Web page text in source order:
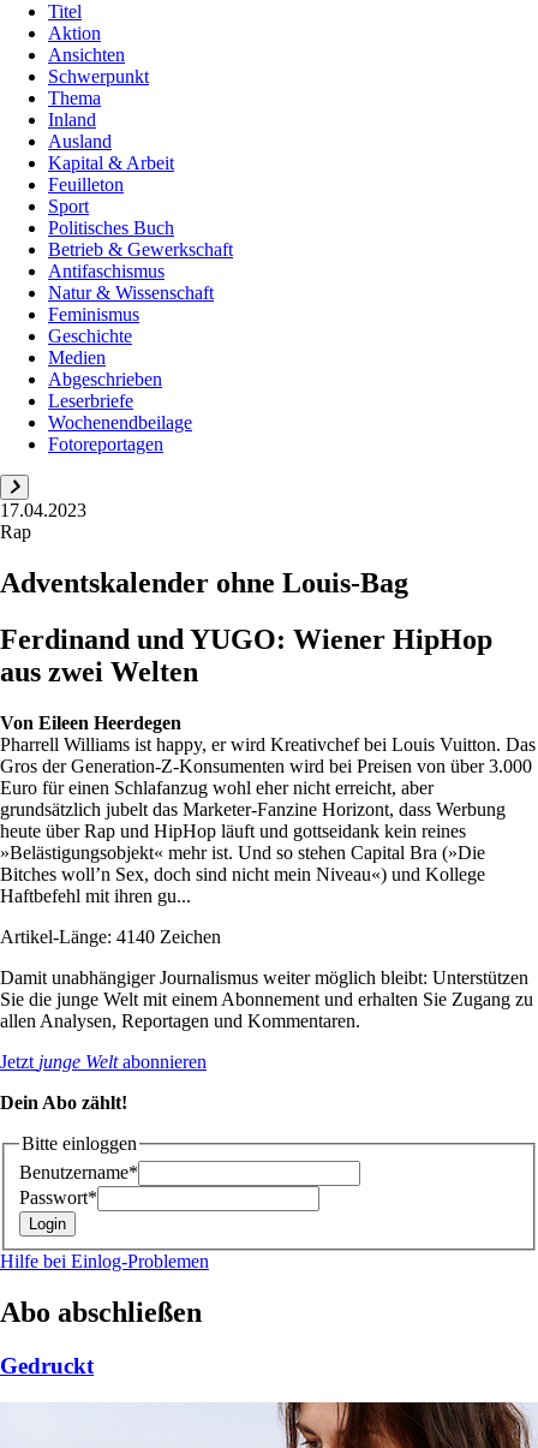
Titel
Aktion
Ansichten
Schwerpunkt
Thema
Inland
Ausland
Kapital & Arbeit
Feuilleton
Sport
Politisches Buch
Betrieb & Gewerkschaft
Antifaschismus
Natur & Wissenschaft
Feminismus
Geschichte
Medien
Abgeschrieben
Leserbriefe
Wochenendbeilage
Fotoreportagen
17.04.2023
Rap
Adventskalender ohne Louis-Bag
Ferdinand und YUGO: Wiener HipHop
aus zwei Welten
Von Eileen Heerdegen
Pharrell Williams ist happy, er wird Kreativchef bei Louis ­Vuitton. Das
Gros der Generation-Z-Konsumenten wird bei Preisen von über 3.000
Euro für einen Schlafanzug wohl eher nicht erreicht, aber
grundsätzlich jubelt das Marketer-Fanzine Horizont, dass Werbung
heute über Rap und HipHop läuft und gottseidank kein reines
»Belästigungsobjekt« mehr ist. Und so stehen Capital Bra (»Die
Bitches woll’n Sex, doch sind nicht mein Niveau«) und Kollege
Haftbefehl mit ihren gu...
Artikel-Länge: 4140 Zeichen
Damit unabhängiger Journalismus weiter möglich bleibt: Unterstützen
Sie die junge Welt mit einem Abonnement und erhalten Sie Zugang zu
allen Analysen, Reportagen und Kommentaren.
Jetzt junge Weltabonnieren
Dein Abo zählt!
Bitte einloggen
Benutzername*
Passwort*
Hilfe bei Einlog-Problemen
Abo abschließen
Gedruckt